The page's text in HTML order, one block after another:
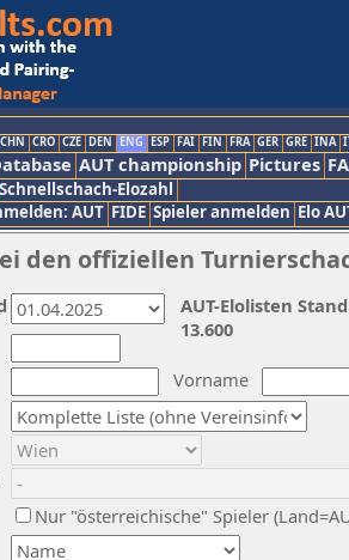
CHN CRO CZE DEN ENG ESP FAI FIN FRA GER GRE INA
AUT championship Pictures
Schnellschach-Elozahl
AUT FIDE Spieler anmelden Elo
den offiziellen
Vorname
Nur "österreichische" Spieler
AUT-Elolisten
13.600